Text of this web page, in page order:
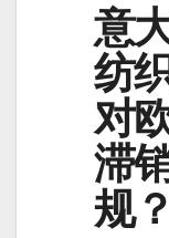
意
纺
对
滞
规？